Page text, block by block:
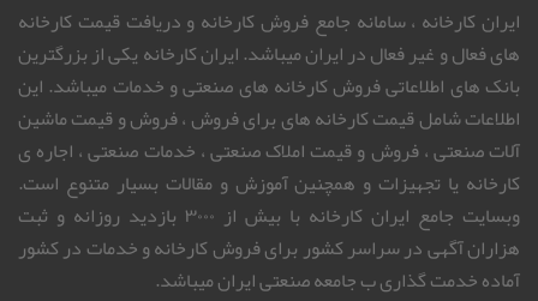
ایران کارخانه ، سامانه جامع فروش کارخانه و دریافت قیمت کارخانه
های فعال و غیر فعال در ایران میباشد. ایران کارخانه یکی از بزرگترین
بانک های اطلاعاتی فروش کارخانه های صنعتی و خدمات میباشد. این
اطلاعات شامل قیمت کارخانه های برای فروش ، فروش و قیمت ماشین
آلات صنعتی ، فروش و قیمت املاک صنعتی ، خدمات صنعتی ، اجاره ی
کارخانه یا تجهیزات و همچنین آموزش و مقالات بسیار متنوع است.
وبسایت جامع ایران کارخانه با بیش از ۳۰۰۰ بازدید روزانه و ثبت
هزاران آگهی در سراسر کشور برای فروش کارخانه و خدمات در کشور
آماده خدمت گذاری ب جامعه صنعتی ایران میباشد.